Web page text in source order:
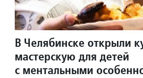
В Челябинске открыли
мастерскую для детей
с ментальными